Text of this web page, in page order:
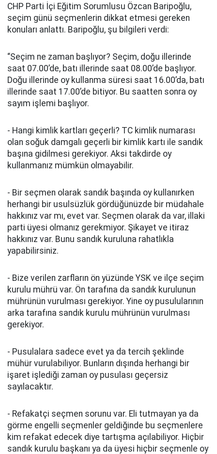
CHP Parti İçi Eğitim Sorumlusu Özcan Baripoğlu,
seçim günü seçmenlerin dikkat etmesi gereken
konuları anlattı. Baripoğlu, şu bilgileri verdi:
“Seçim ne zaman başlıyor? Seçim, doğu illerinde
saat 07.00’de, batı illerinde saat 08.00’de başlıyor.
Doğu illerinde oy kullanma süresi saat 16.00’da, batı
illerinde saat 17.00’de bitiyor. Bu saatten sonra oy
sayım işlemi başlıyor.
- Hangi kimlik kartları geçerli? TC kimlik numarası
olan soğuk damgalı geçerli bir kimlik kartı ile sandık
başına gidilmesi gerekiyor. Aksi takdirde oy
kullanmanız mümkün olmayabilir.
- Bir seçmen olarak sandık başında oy kullanırken
herhangi bir usulsüzlük gördüğünüzde bir müdahale
hakkınız var mı, evet var. Seçmen olarak da var, illaki
parti üyesi olmanız gerekmiyor. Şikayet ve itiraz
hakkınız var. Bunu sandık kuruluna rahatlıkla
yapabilirsiniz.
- Bize verilen zarfların ön yüzünde YSK ve ilçe seçim
kurulu mührü var. Ön tarafına da sandık kurulunun
mührünün vurulması gerekiyor. Yine oy pusulularının
arka tarafına sandık kurulu mührünün vurulması
gerekiyor.
- Pusulalara sadece evet ya da tercih şeklinde
mühür vurulabiliyor. Bunların dışında herhangi bir
işaret işlediği zaman oy pusulası geçersiz
sayılacaktır.
- Refakatçi seçmen sorunu var. Eli tutmayan ya da
görme engelli seçmenler geldiğinde bu seçmenlere
kim refakat edecek diye tartışma açılabiliyor. Hiçbir
sandık kurulu başkanı ya da üyesi hiçbir seçmenle oy